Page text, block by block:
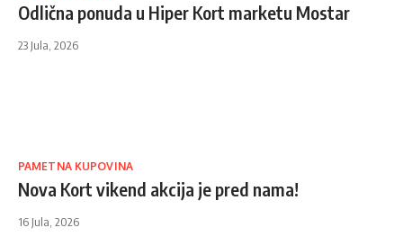
Odlična ponuda u Hiper Kort marketu Mostar
23 Jula, 2026
PAMETNA KUPOVINA
Nova Kort vikend akcija je pred nama!
16 Jula, 2026